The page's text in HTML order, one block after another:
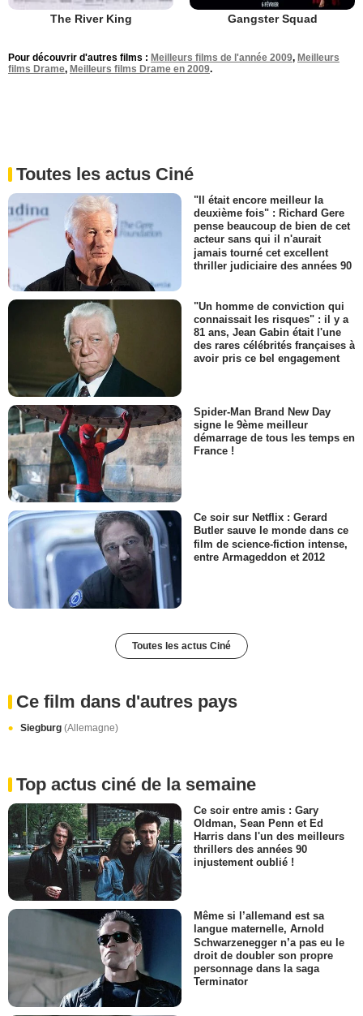
The River King Gangster Squad
Pour découvrir d'autres films : Meilleurs films de l'année 2009, Meilleurs
films Drame, Meilleurs films Drame en 2009.
Toutes les actus Ciné
"Il était encore meilleur la
deuxième fois" : Richard Gere
pense beaucoup de bien de cet
acteur sans qui il n'aurait
jamais tourné cet excellent
thriller judiciaire des années 90
"Un homme de conviction qui
connaissait les risques" : il y a
81 ans, Jean Gabin était l'une
des rares célébrités françaises à
avoir pris ce bel engagement
Spider-Man Brand New Day
signe le 9ème meilleur
démarrage de tous les temps en
France !
Ce soir sur Netflix : Gerard
Butler sauve le monde dans ce
film de science-fiction intense,
entre Armageddon et 2012
Toutes les actus Ciné
Ce film dans d'autres pays
Siegburg (Allemagne)
Top actus ciné de la semaine
Ce soir entre amis : Gary
Oldman, Sean Penn et Ed
Harris dans l'un des meilleurs
thrillers des années 90
injustement oublié !
Même si l’allemand est sa
langue maternelle, Arnold
Schwarzenegger n’a pas eu le
droit de doubler son propre
personnage dans la saga
Terminator